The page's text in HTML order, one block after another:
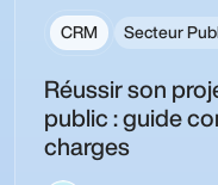
CRM Secteur
Réussir son
public : guide
charges